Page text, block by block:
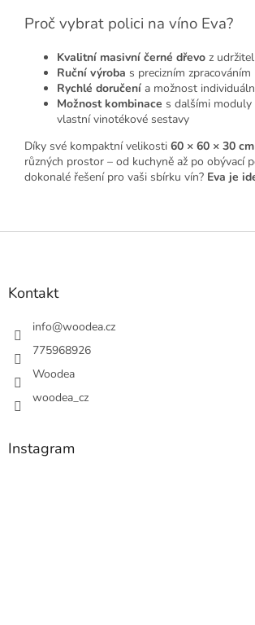
Proč vybrat polici na víno Eva?
Kvalitní masivní černé dřevo z
Ruční výroba s precizním
Rychlé doručení a možnost
Možnost kombinace s dalšími
vlastní vinotékové sestavy
Díky své kompaktní velikosti 60 × 60 × 30 cm
různých prostor – od kuchyně až po obývací
dokonalé řešení pro vaši sbírku vín? Eva je
Z
Kontakt
info@woodea.cz
775968926
Woodea
woodea_cz
Instagram